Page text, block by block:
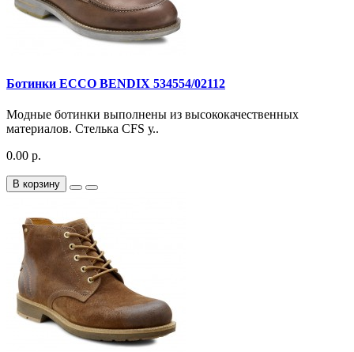
Ботинки ECCO BENDIX 534554/02112
Модные ботинки выполнены из высококачественных
материалов. Стелька CFS у..
0.00 р.
В корзину